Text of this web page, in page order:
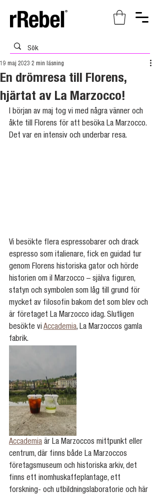
En drömresa till Florens,
hjärtat av La Marzocco!
19 maj 2023 2 min läsning
I början av maj tog vi med några vänner och
åkte till Florens för att besöka La Marzocco.
Det var en intensiv och underbar resa.
Vi besökte flera espressobarer och drack
espresso som italienare, fick en guidad tur
genom Florens historiska gator och hörde
historien om il Marzocco – själva figuren,
statyn och symbolen som låg till grund för
mycket av filosofin bakom det som blev och
är företaget La Marzocco idag. Slutligen
besökte vi Accademia, La Marzoccos gamla
fabrik.
Accademia är La Marzoccos mittpunkt eller
centrum, där finns både La Marzoccos
företagsmuseum och historiska arkiv, det
finns ett inomhuskaffeplantage, ett
forskning- och utbildningslaboratorie och här